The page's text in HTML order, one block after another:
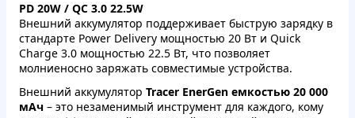
PD 20W / QC 3.0 22.5W
Внешний аккумулятор поддерживает быструю зарядку в
стандарте Power Delivery мощностью 20 Вт и Quick
Charge 3.0 мощностью 22.5 Вт, что позволяет
молниеносно заряжать совместимые устройства.
Внешний аккумулятор Tracer EnerGen емкостью 20 000
мАч – это незаменимый инструмент для каждого, кому